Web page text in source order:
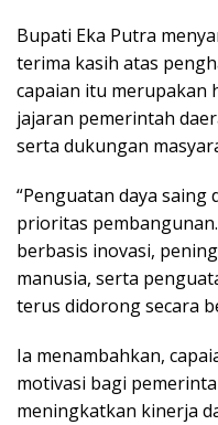
Bupati Eka Putra
terima kasih atas
capaian itu merupakan
jajaran pemerintah
serta dukungan
“Penguatan daya saing
prioritas
berbasis inovasi,
manusia, serta
terus didorong secara
Ia menambahkan,
motivasi bagi
meningkatkan kinerja